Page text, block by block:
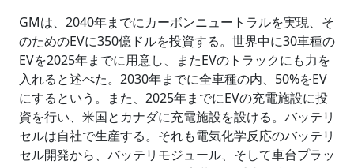
GMは、2040年までにカーボンニュートラルを実現、そ
のためのEVに350億ドルを投資する。世界中に30車種の
EVを2025年までに用意し、またEVのトラックにも力を
入れると述べた。2030年までに全車種の内、50%をEV
にするという。また、2025年までにEVの充電施設に投
資を行い、米国とカナダに充電施設を設ける。バッテリ
セルは自社で生産する。それも電気化学反応のバッテリ
セル開発から、バッテリモジュール、そして車台プラッ